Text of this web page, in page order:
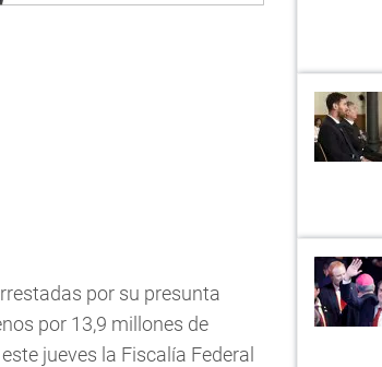
por su presunta
por 13,9 millones de
jueves la Fiscalía Federal